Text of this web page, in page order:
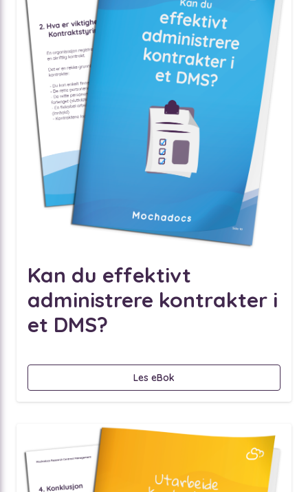
Kan du effektivt
administrere kontrakter i
et DMS?
Les eBok